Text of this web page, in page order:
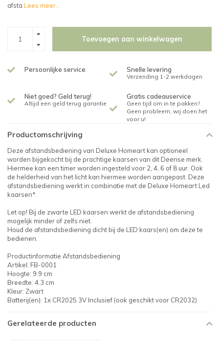
afsta Lees meer..
Toevoegen aan winkelwagen
Persoonlijke service Snelle levering
Verzending 1-2 werkdagen
Niet goed? Geld terug!
Altijd een geld terug garantie
Gratis cadeauservice
Geen tijd om in te pakken?
Geen probleem, wij doen het
voor u!
Productomschrijving
Deze afstandsbediening van Deluxe Homeart kan optioneel
worden bijgekocht bij de prachtige kaarsen van dit Deense merk.
Hiermee kan een timer worden ingesteld voor 2, 4, 6 of 8 uur. Ook
de helderheid van het licht kan hiermee worden aangepast. Deze
afstandsbediening werkt in combinatie met de Deluxe Homeart Led
kaarsen*.
Let op! Bij de zwarte LED kaarsen werkt de afstandsbediening
mogelijk minder of zelfs niet.
Houd de afstandsbediening dicht bij de LED kaars(en) om deze te
bedienen.
Productinformatie Afstandsbediening
Artikel: FB-0001
Hoogte: 9.9 cm
Breedte: 4.3 cm
Kleur: Zwart
Batterij(en): 1x CR2025 3V Inclusief (ook geschikt voor CR2032)
Gerelateerde producten